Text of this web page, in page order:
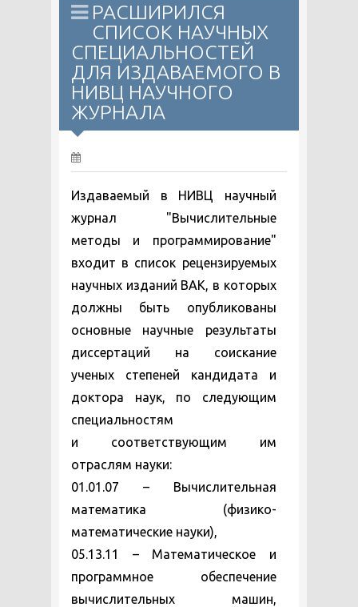
РАСШИРИЛСЯ
СПИСОК НАУЧНЫХ
СПЕЦИАЛЬНОСТЕЙ
ДЛЯ ИЗДАВАЕМОГО В
НИВЦ НАУЧНОГО
ЖУРНАЛА
Издаваемый в НИВЦ научный
журнал "Вычислительные
методы и программирование"
входит в список рецензируемых
научных изданий ВАК, в которых
должны быть опубликованы
основные научные результаты
диссертаций на соискание
ученых степеней кандидата и
доктора наук, по следующим
специальностям
и соответствующим им
отраслям науки:
01.01.07 – Вычислительная
математика (физико-
математические науки),
05.13.11 – Математическое и
программное обеспечение
вычислительных машин,